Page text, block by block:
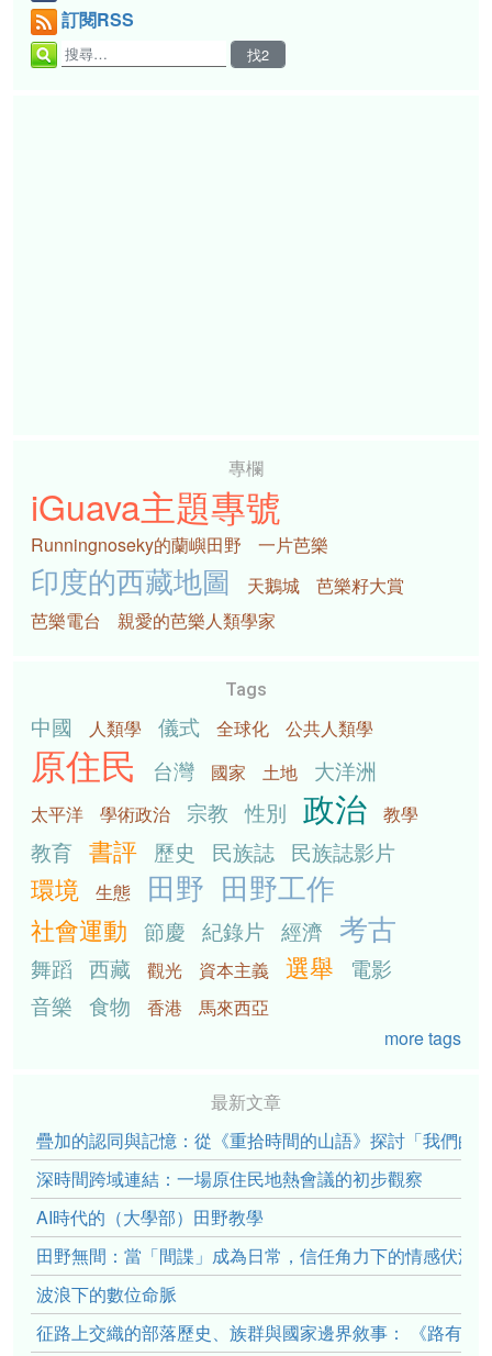
訂閱RSS
專欄
iGuava主題專號
Runningnoseky的蘭嶼田野 一片芭樂
印度的西藏地圖 天鵝城
芭樂籽大賞
芭樂電台
親愛的芭樂人類學家
Tags
中國 人類學 儀式 全球化 公共人類學
原住民 台灣 國家 土地 大洋洲
太平洋 學術政治 宗教 性別 政治 教學
教育 書評 歷史 民族誌 民族誌影片
環境 生態 田野 田野工作
社會運動 節慶 紀錄片 經濟 考古
舞蹈 西藏 觀光 資本主義 選舉
電影
音樂 食物 香港
馬來西亞
more tags
最新文章
疊加的認同與記憶：從《重拾時間的山語》探討「我們的
深時間跨域連結：一場原住民地熱會議的初步觀察
AI時代的（大學部）田野教學
田野無間：當「間諜」成為日常，信任角力下的情感伏流
波浪下的數位命脈
征路上交織的部落歷史、族群與國家邊界敘事： 《路有